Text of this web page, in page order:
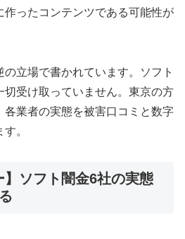
作ったコンテンツである可能性が
立場で書かれています。ソフト
切受け取っていません。東京の方
各業者の実態を被害口コミと数字
。
】ソフト闇金6社の実態